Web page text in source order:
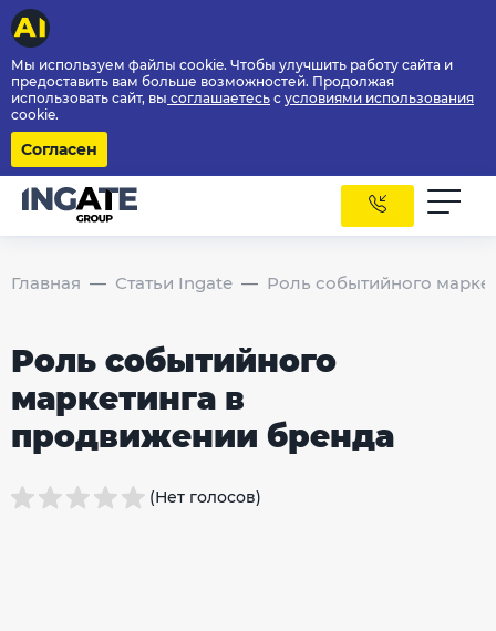
Мы используем файлы cookie. Чтобы улучшить работу сайта и
предоставить вам больше возможностей. Продолжая
использовать сайт, вы соглашаетесь с условиями использования
cookie.
Согласен
Главная Статьи Ingate Роль событийного
Роль событийного
маркетинга в
продвижении бренда
(Нет голосов)